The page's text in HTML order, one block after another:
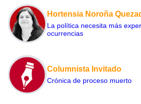
Hortensia Noroña
La política necesita más
ocurrencias
Columnista Invitado
Crónica de proceso muerto